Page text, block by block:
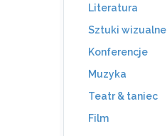
Literatura
Sztuki wizualne
Konferencje
Muzyka
Teatr & taniec
Film